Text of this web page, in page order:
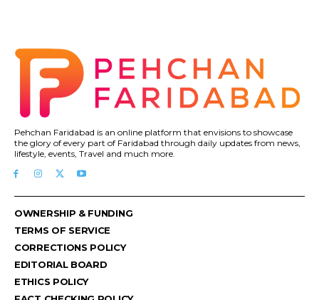
Pehchan Faridabad is an online platform that envisions to showcase
the glory of every part of Faridabad through daily updates from news,
lifestyle, events, Travel and much more.
OWNERSHIP & FUNDING
TERMS OF SERVICE
CORRECTIONS POLICY
EDITORIAL BOARD
ETHICS POLICY